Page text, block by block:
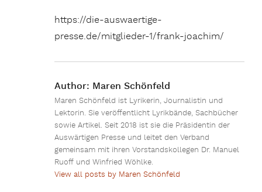
https://die-auswaertige-
presse.de/mitglieder-1/frank-joachim/
Author: Maren Schönfeld
Maren Schönfeld ist Lyrikerin, Journalistin und
Lektorin. Sie veröffentlicht Lyrikbände, Sachbücher
sowie Artikel. Seit 2018 ist sie die Präsidentin der
Auswärtigen Presse und leitet den Verband
gemeinsam mit ihren Vorstandskollegen Dr. Manuel
Ruoff und Winfried Wöhlke.
View all posts by Maren Schönfeld